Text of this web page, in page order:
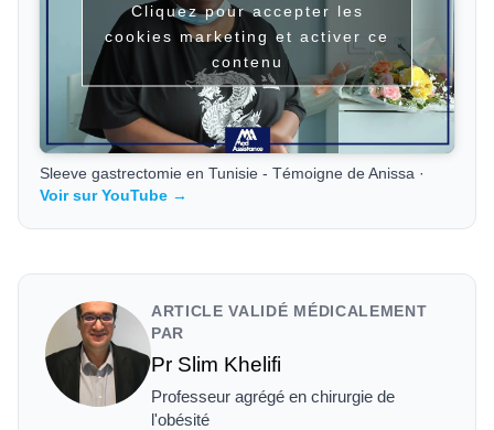
Cliquez pour accepter les
cookies marketing et activer ce
contenu
Sleeve gastrectomie en Tunisie - Témoigne de Anissa ·
Voir sur YouTube →
ARTICLE VALIDÉ MÉDICALEMENT
PAR
Pr Slim Khelifi
Professeur agrégé en chirurgie de
l'obésité